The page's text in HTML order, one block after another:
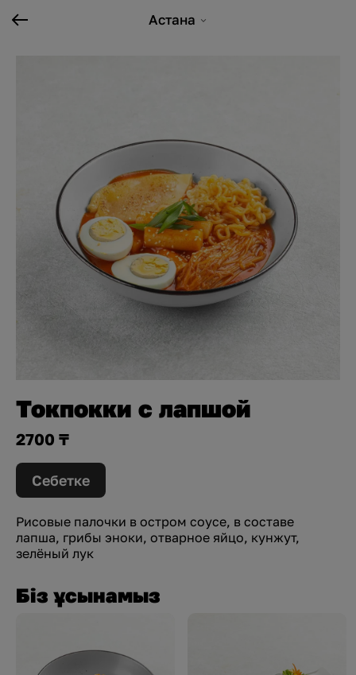
Астана
Токпокки с лапшой
2700 ₸
Себетке
Рисовые палочки в остром соусе, в составе
лапша, грибы эноки, отварное яйцо, кунжут,
зелёный лук
Біз ұсынамыз